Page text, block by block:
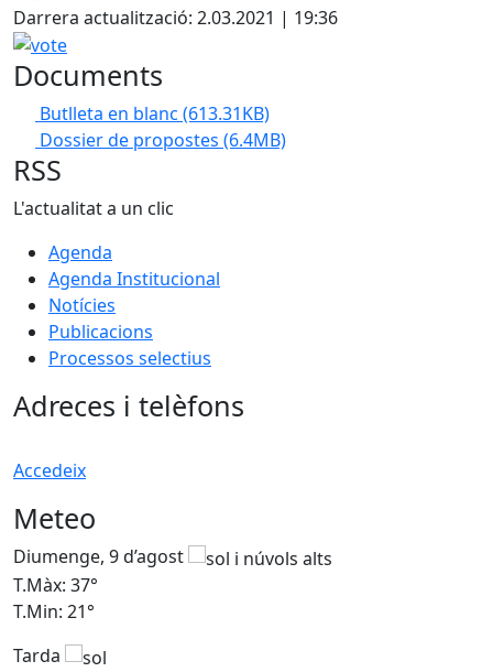
Darrera actualització: 2.03.2021 | 19:36
vote
Documents
Butlleta en blanc (613.31KB)
Dossier de propostes (6.4MB)
RSS
L'actualitat a un clic
Agenda
Agenda Institucional
Notícies
Publicacions
Processos selectius
Adreces i telèfons
Accedeix
Meteo
Diumenge, 9 d’agost
T.Màx: 37°
T.Min: 21°
Tarda